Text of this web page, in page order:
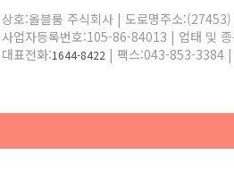
상호:올블룸 주식회사 | 도로명주소
사업자등록번호:105-86-84013 | 업태 및
대표전화:1644-8422 | 팩스:043-853-3384 |